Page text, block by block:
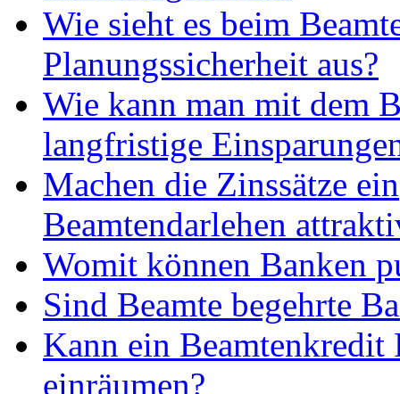
Wie sieht es beim
Planungssicherheit aus?
Wie kann man mit dem
langfristige
Machen die Zinssätze ein
Beamtendarlehen
Womit können Banken
Sind Beamte begehrte
Kann ein Beamtenkredit
einräumen?